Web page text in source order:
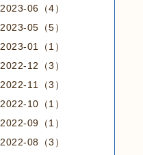
2023-06（4）
2023-05（5）
2023-01（1）
2022-12（3）
2022-11（3）
2022-10（1）
2022-09（1）
2022-08（3）